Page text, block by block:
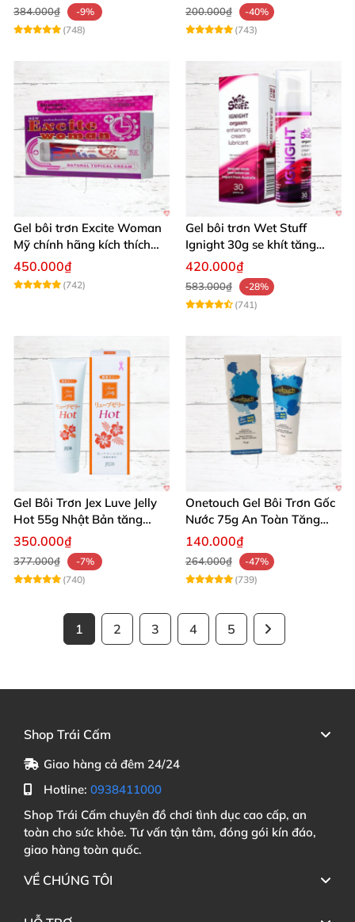
384.000₫
-9%
(748)
200.000₫
-40%
(743)
Gel bôi trơn Excite Woman
Mỹ chính hãng kích thích
khoái cảm nữ
450.000₫
(742)
Gel bôi trơn Wet Stuff
Ignight 30g se khít tăng
khoái cảm nữ hiệu quả
420.000₫
583.000₫
-28%
(741)
Gel Bôi Trơn Jex Luve Jelly
Hot 55g Nhật Bản tăng
khoái cảm nữ dễ sử dụng
350.000₫
377.000₫
-7%
(740)
Onetouch Gel Bôi Trơn Gốc
Nước 75g An Toàn Tăng
Khoái Cảm
140.000₫
264.000₫
-47%
(739)
1 2 3 4 5
Shop Trái Cấm
Giao hàng cả đêm 24/24
Hotline: 0938411000
Shop Trái Cấm chuyên đồ chơi tình dục cao cấp, an
toàn cho sức khỏe. Tư vấn tận tâm, đóng gói kín đáo,
giao hàng toàn quốc.
VỀ CHÚNG TÔI